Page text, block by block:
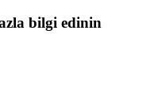
bilgi edinin